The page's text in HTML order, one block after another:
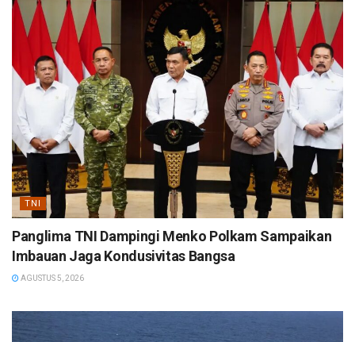
TNI
Panglima TNI Dampingi Menko Polkam Sampaikan
Imbauan Jaga Kondusivitas Bangsa
AGUSTUS 5, 2026